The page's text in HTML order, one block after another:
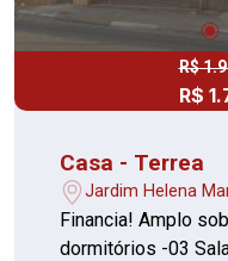
R$
R$
Casa - Terrea
Jardim Helena
Financia! Amplo sobrado. Terreno 339,4m² -08
dormitórios -03 Salas -03 cozinhas -06